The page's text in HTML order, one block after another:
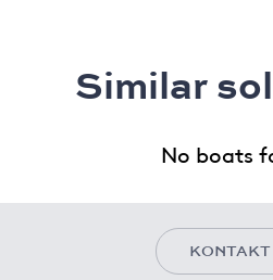
Similar
No boats